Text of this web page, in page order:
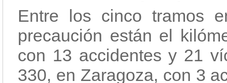
Entre los cinco tramos
precaución están el
con 13 accidentes y 21
330, en Zaragoza, con 3